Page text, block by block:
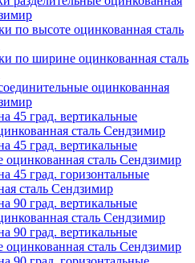
по высоте оцинкованная сталь
по ширине оцинкованная сталь
оцинкованная
45 град. вертикальные
сталь Сендзимир
45 град. вертикальные
оцинкованная сталь Сендзимир
45 град. горизонтальные
сталь Сендзимир
90 град. вертикальные
сталь Сендзимир
90 град. вертикальные
оцинкованная сталь Сендзимир